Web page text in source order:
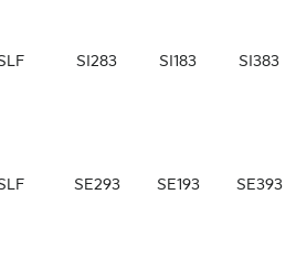
SI283 SI183 SI383
SE293 SE193 SE393